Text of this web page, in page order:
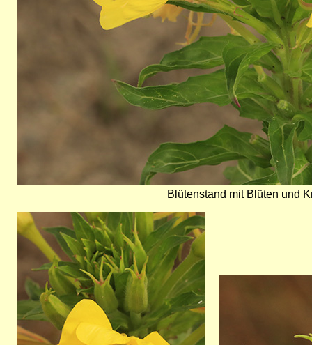
Blütenstand mit Blüten und
Bild